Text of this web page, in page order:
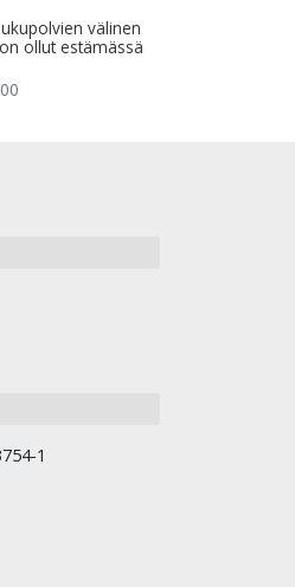
välinen
ollut estämässä
1